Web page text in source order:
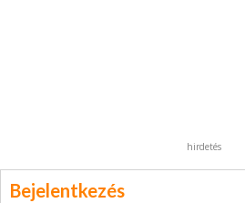
hirdetés
Bejelentkezés